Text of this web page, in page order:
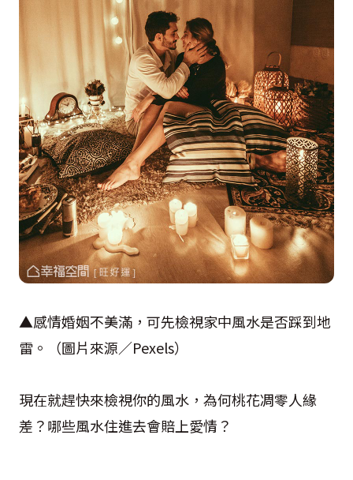
▲感情婚姻不美滿，可先檢視家中風水是否踩到地
雷。（圖片來源／Pexels）
現在就趕快來檢視你的風水，為何桃花凋零人緣
差？哪些風水住進去會賠上愛情？